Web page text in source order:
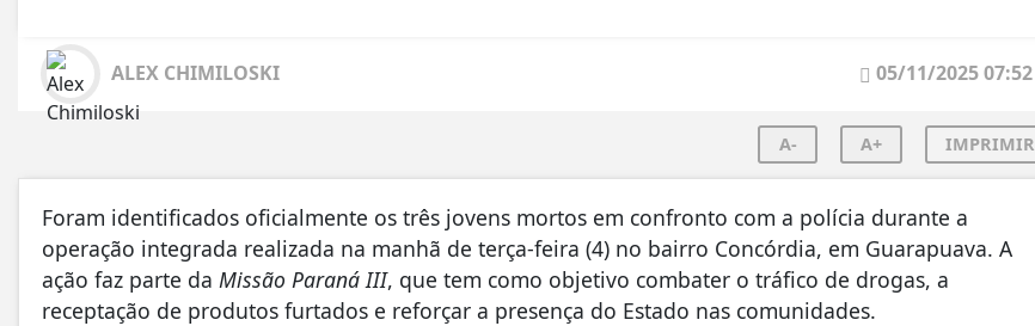
ALEX CHIMILOSKI 05/11/2025 07:52
A- A+ IMPRIMIR
Foram identificados oficialmente os três jovens mortos em confronto com a polícia durante a
operação integrada realizada na manhã de terça-feira (4) no bairro Concórdia, em Guarapuava. A
ação faz parte da Missão Paraná III, que tem como objetivo combater o tráfico de drogas, a
receptação de produtos furtados e reforçar a presença do Estado nas comunidades.